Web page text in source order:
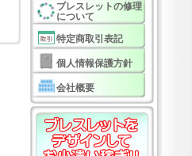
ブレスレットの修理
について
特定商取引表記
個人情報保護方針
会社概要